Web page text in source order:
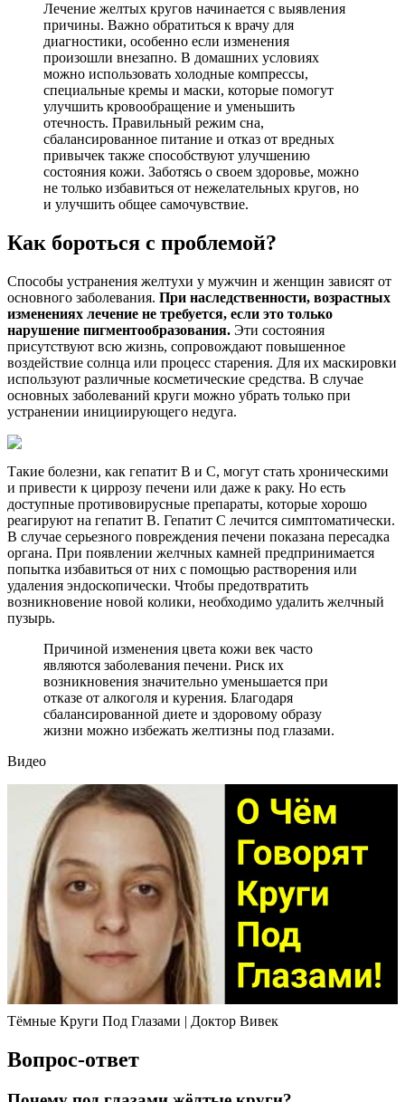
Лечение желтых кругов начинается с выявления
причины. Важно обратиться к врачу для
диагностики, особенно если изменения
произошли внезапно. В домашних условиях
можно использовать холодные компрессы,
специальные кремы и маски, которые помогут
улучшить кровообращение и уменьшить
отечность. Правильный режим сна,
сбалансированное питание и отказ от вредных
привычек также способствуют улучшению
состояния кожи. Заботясь о своем здоровье, можно
не только избавиться от нежелательных кругов, но
и улучшить общее самочувствие.
Как бороться с проблемой?
Способы устранения желтухи у мужчин и женщин зависят от
основного заболевания. При наследственности, возрастных
изменениях лечение не требуется, если это только
нарушение пигментообразования. Эти состояния
присутствуют всю жизнь, сопровождают повышенное
воздействие солнца или процесс старения. Для их маскировки
используют различные косметические средства. В случае
основных заболеваний круги можно убрать только при
устранении инициирующего недуга.
Такие болезни, как гепатит В и С, могут стать хроническими
и привести к циррозу печени или даже к раку. Но есть
доступные противовирусные препараты, которые хорошо
реагируют на гепатит B. Гепатит С лечится симптоматически.
В случае серьезного повреждения печени показана пересадка
органа. При появлении желчных камней предпринимается
попытка избавиться от них с помощью растворения или
удаления эндоскопически. Чтобы предотвратить
возникновение новой колики, необходимо удалить желчный
пузырь.
Причиной изменения цвета кожи век часто
являются заболевания печени. Риск их
возникновения значительно уменьшается при
отказе от алкоголя и курения. Благодаря
сбалансированной диете и здоровому образу
жизни можно избежать желтизны под глазами.
Видео
Тёмные Круги Под Глазами | Доктор Вивек
Вопрос-ответ